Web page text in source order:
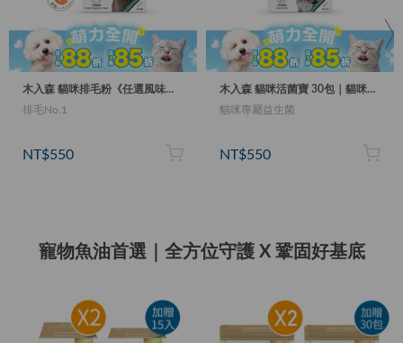
木入森 貓咪排毛粉《任選風味》30包｜貓換毛季必備
排毛No.1
NT$550
木入森 貓咪活菌寶 30包｜貓咪益生菌
貓咪專屬益生菌
NT$550
寵物魚油首選｜全方位守護 X 鞏固好基底